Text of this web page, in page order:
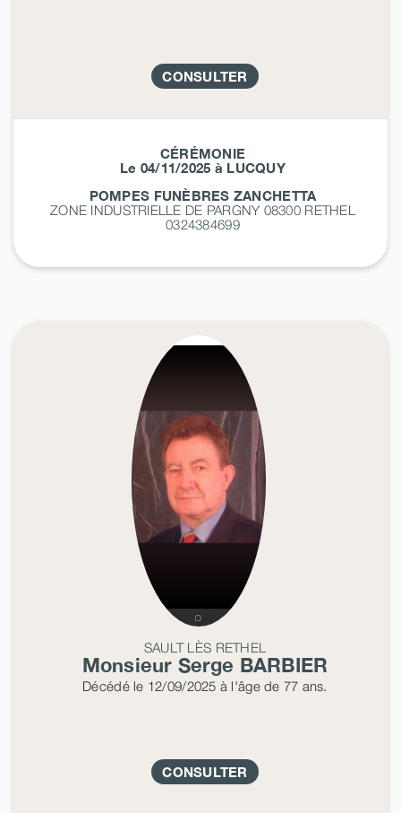
CONSULTER
CÉRÉMONIE
Le 04/11/2025 à LUCQUY
POMPES FUNÈBRES ZANCHETTA
ZONE INDUSTRIELLE DE PARGNY 08300 RETHEL
0324384699
SAULT LÈS RETHEL
Monsieur Serge BARBIER
Décédéle 12/09/2025 à l'âge de 77 ans.
CONSULTER